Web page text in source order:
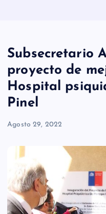
Subsecretario
proyecto de
Hospital
Pinel
Agosto 29, 2022